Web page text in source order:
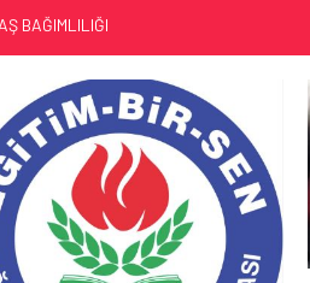
BAĞIMLILIĞI
3,5 YIL OLDU